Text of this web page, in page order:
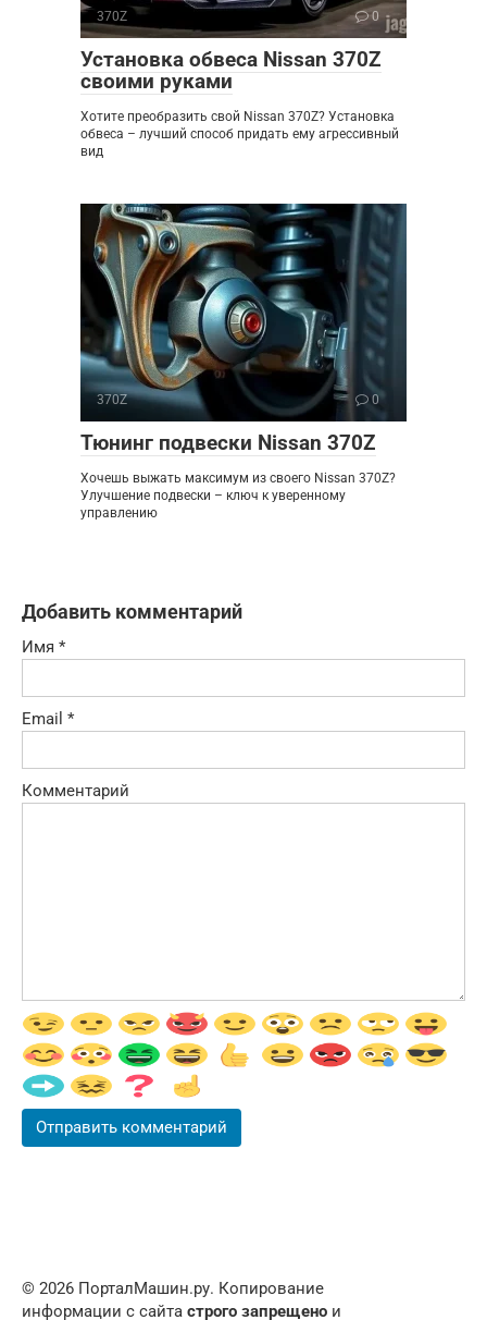
370Z 0
Установка обвеса Nissan 370Z
своими руками
Хотите преобразить свой Nissan 370Z? Установка
обвеса – лучший способ придать ему агрессивный
вид
370Z 0
Тюнинг подвески Nissan 370Z
Хочешь выжать максимум из своего Nissan 370Z?
Улучшение подвески – ключ к уверенному
управлению
Добавить комментарий
Имя *
Email *
Комментарий
© 2026 ПорталМашин.ру. Копирование
информации с сайта строго запрещено и